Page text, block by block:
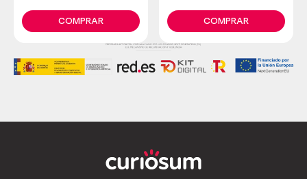
forja. 3 piezas. Estilo
medieval.
COMPRAR
Impresionante.
Antique anchor
COMPRAR